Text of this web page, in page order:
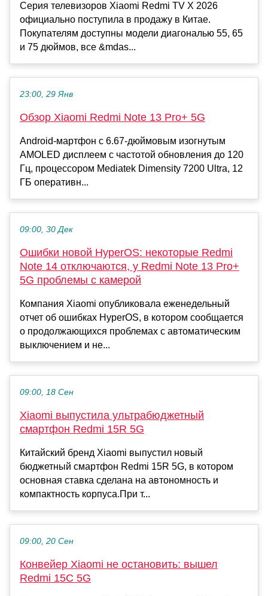
Серия телевизоров Xiaomi Redmi TV X 2026
официально поступила в продажу в Китае.
Покупателям доступны модели диагональю 55, 65
и 75 дюймов, все &mdas...
23:00, 29 Янв
Обзор Xiaomi Redmi Note 13 Pro+ 5G
Android-мартфон с 6.67-дюймовым изогнутым
AMOLED дисплеем с частотой обновления до 120
Гц, процессором Mediatek Dimensity 7200 Ultra, 12
ГБ оперативн...
09:00, 30 Дек
Ошибки новой HyperOS: некоторые Redmi
Note 14 отключаются, у Redmi Note 13 Pro+
5G проблемы с камерой
Компания Xiaomi опубликовала еженедельный
отчет об ошибках HyperOS, в котором сообщается
о продолжающихся проблемах с автоматическим
выключением и не...
09:00, 18 Сен
Xiaomi выпустила ультрабюджетный
смартфон Redmi 15R 5G
Китайский бренд Xiaomi выпустил новый
бюджетный смартфон Redmi 15R 5G, в котором
основная ставка сделана на автономность и
компактность корпуса.При т...
09:00, 20 Сен
Конвейер Xiaomi не остановить: вышел
Redmi 15C 5G